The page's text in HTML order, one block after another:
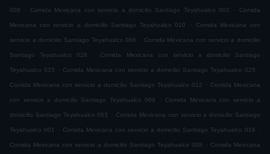
008 . Comida Mexicana con servicio a domicilio Santiago Teyahualco 002 . Comida
Mexicana con servicio a domicilio Santiago Teyahualco 010 . Comida Mexicana con
servicio a domicilio Santiago Teyahualco 066 . Comida Mexicana con servicio a domicilio
Santiago Teyahualco 028 . Comida Mexicana con servicio a domicilio Santiago
Teyahualco 015 . Comida Mexicana con servicio a domicilio Santiago Teyahualco 025 .
Comida Mexicana con servicio a domicilio Santiago Teyahualco 012 . Comida Mexicana
con servicio a domicilio Santiago Teyahualco 069 . Comida Mexicana con servicio a
domicilio Santiago Teyahualco 063 . Comida Mexicana con servicio a domicilio Santiago
Teyahualco 001 . Comida Mexicana con servicio a domicilio Santiago Teyahualco 016 .
Comida Mexicana con servicio a domicilio Santiago Teyahualco 068 . Comida Mexicana